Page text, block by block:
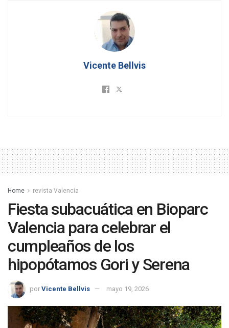
Vicente Bellvis
Home revista Valencia
Fiesta subacuática en Bioparc
Valencia para celebrar el
cumpleaños de los
hipopótamos Gori y Serena
por Vicente Bellvis mayo 19, 2026